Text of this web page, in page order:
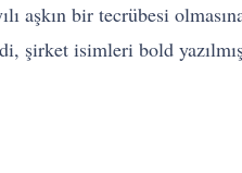
aşkın bir tecrübesi
şirket isimleri bold